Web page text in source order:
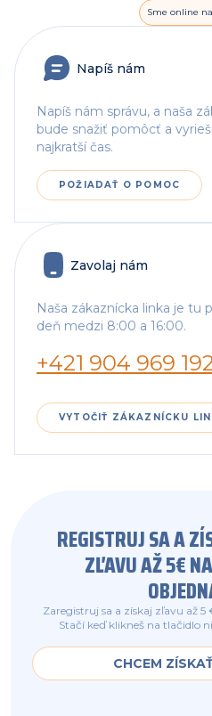
Sme online
Napíš nám
Napíš nám správu, a naša
bude snažiť pomôcť a
najkratší čas.
POŽIADAŤ O POMOC
Zavolaj nám
Naša zákaznícka linka je tu
deň medzi 8:00 a 16:00.
+421 904 969
VYTOČIŤ ZÁKAZNÍCKU
REGISTRUJ SA A
ZĽAVU AŽ 5€
Zaregistruj sa a získaj zľavu až
Stačí keď klikneš na tlačidlo
CHCEM